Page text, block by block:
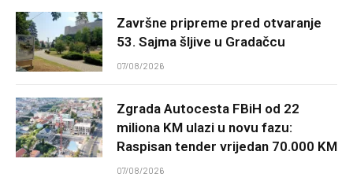
Završne pripreme pred otvaranje
53. Sajma šljive u Gradačcu
07/08/2026
Zgrada Autocesta FBiH od 22
miliona KM ulazi u novu fazu:
Raspisan tender vrijedan 70.000 KM
07/08/2026